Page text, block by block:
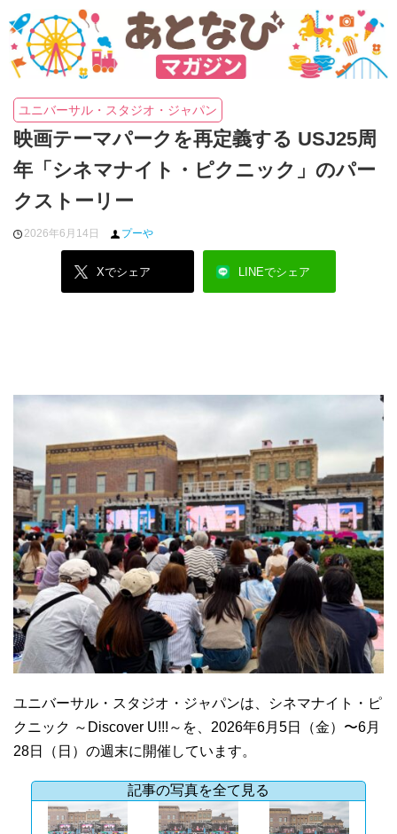
ユニバーサル・スタジオ・ジャパン
映画テーマパークを再定義する USJ25周
年「シネマナイト・ピクニック」のパー
クストーリー
2026年6月14日 プーや
Xでシェア LINEでシェア
ユニバーサル・スタジオ・ジャパンは、シネマナイト・ピ
クニック ～Discover U!!!～を、2026年6月5日（金）〜6月
28日（日）の週末に開催しています。
記事の写真を全て見る